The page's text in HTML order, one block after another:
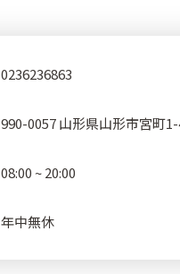
0236236863
990-0057 山形県山形市宮町
08:00 ~ 20:00
年中無休